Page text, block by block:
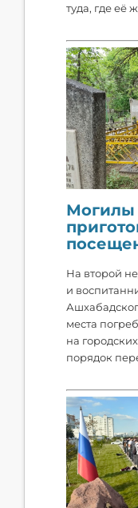
туда, где её
Могилы
На второй
и
места
на
порядок